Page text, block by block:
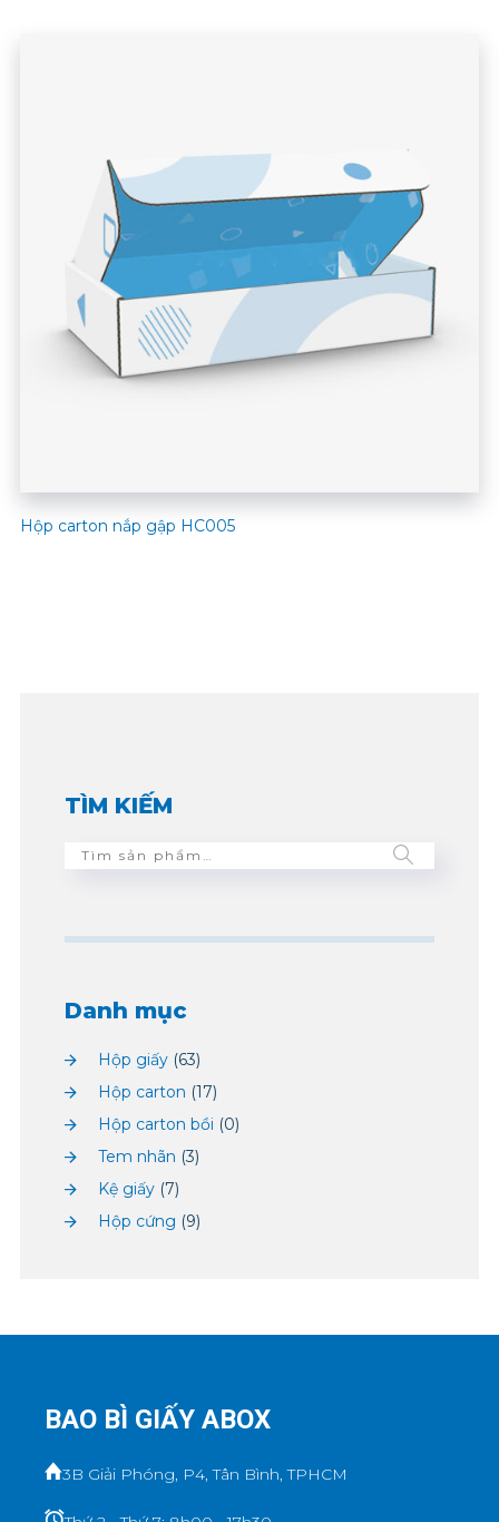
Hộp carton nắp gập HC005
TÌM KIẾM
Danh mục
Hộp giấy (63)
Hộp carton (17)
Hộp carton bồi (0)
Tem nhãn (3)
Kệ giấy (7)
Hộp cứng (9)
BAO BÌ GIẤY ABOX
3B Giải Phóng, P4, Tân Bình, TPHCM